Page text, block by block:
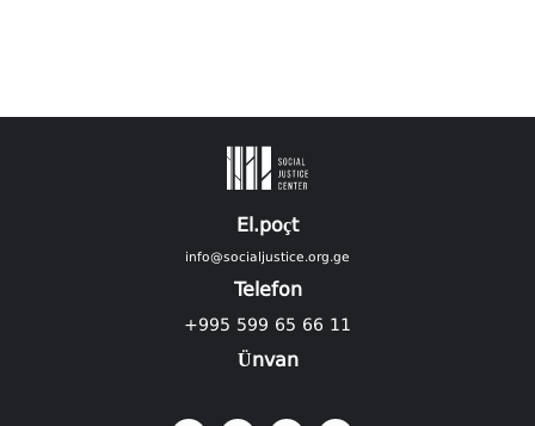
El.poçt
info@socialjustice.org.ge
Telefon
+995 599 65 66 11
Ünvan